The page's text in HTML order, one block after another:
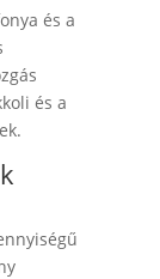
és a
és a